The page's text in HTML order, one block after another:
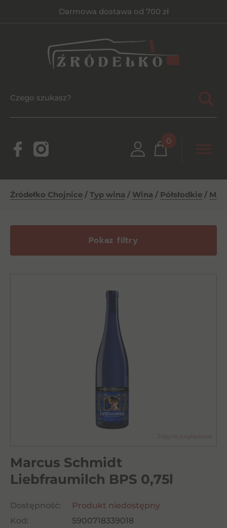
Darmowa dostawa od 700 zł
0
Źródełko Chojnice / Typ wina / Wina / Półsłodkie /
Pokaz filtry
Marcus Schmidt
Liebfraumilch BPS 0,75l
Dostępność:
Produkt niedostępny
Kod:
5900718339018